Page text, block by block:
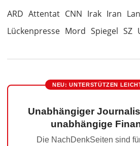
ARD Attentat CNN Irak Iran
Lückenpresse Mord Spiegel SZ
NEU: UNTERSTÜTZEN
Unabhängiger
unabhängige
Die NachDenkSeiten sind